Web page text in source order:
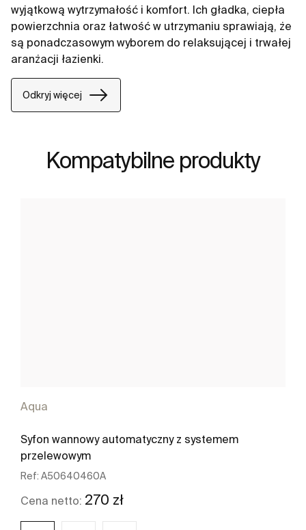
wyjątkową wytrzymałość i komfort. Ich gładka, ciepła
powierzchnia oraz łatwość w utrzymaniu sprawiają, że
są ponadczasowym wyborem do relaksującej i trwałej
aranżacji łazienki.
Odkryj więcej
Kompatybilne produkty
Aqua
Syfon wannowy automatyczny z systemem
przelewowym
Ref: A50640460A
Cena netto: 270 zł